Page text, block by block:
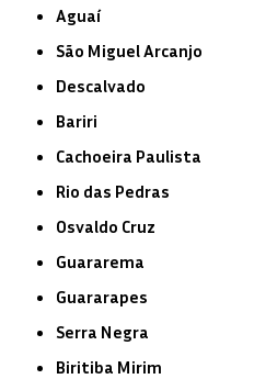
Aguaí
São Miguel Arcanjo
Descalvado
Bariri
Cachoeira Paulista
Rio das Pedras
Osvaldo Cruz
Guararema
Guararapes
Serra Negra
Biritiba Mirim